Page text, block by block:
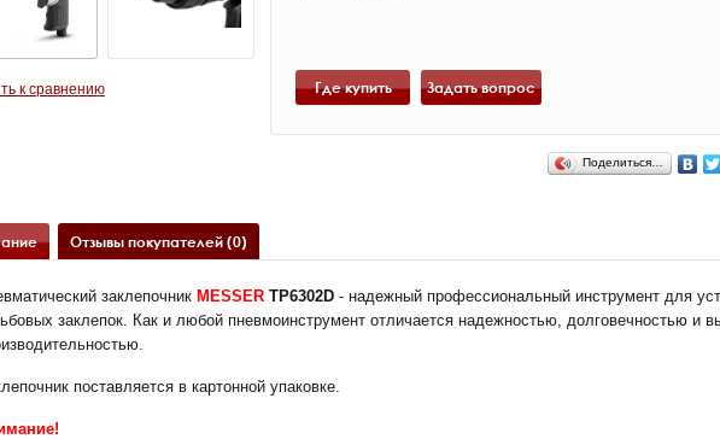
Где купить
Поделиться…
к сравнению
Отзывы покупателей (0)
заклепочник MESSER TP6302D - надежный профессиональный инструмент для
заклепок. Как и любой пневмоинструмент отличается надежностью, долговечностью и
поставляется в картонной упаковке.